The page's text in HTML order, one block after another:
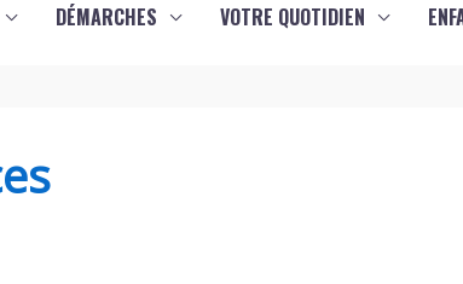
DÉMARCHES VOTRE QUOTIDIEN